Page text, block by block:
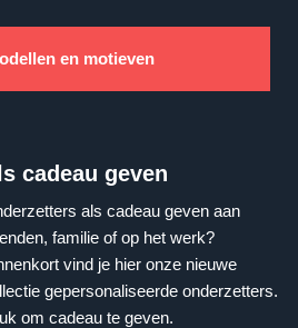
en motieven
cadeau geven
als cadeau geven aan
familie of op het werk?
vind je hier onze nieuwe
gepersonaliseerde onderzetters.
om cadeau te geven.